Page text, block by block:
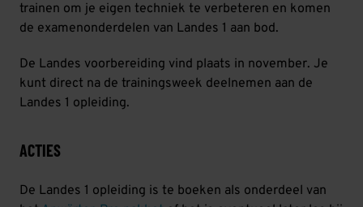
trainen om je eigen techniek te verbeteren en komen
de examenonderdelen van Landes 1 aan bod.
De Landes voorbereiding vind plaats in november. Je
kunt direct na de trainingsweek deelnemen aan de
Landes 1 opleiding.
ACTIES
De Landes 1 opleiding is te boeken als onderdeel van